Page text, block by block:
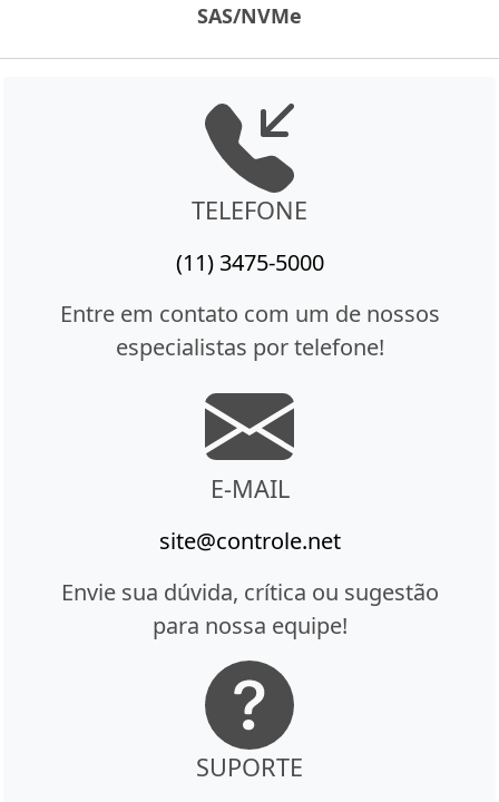
SAS/NVMe
TELEFONE
(11) 3475-5000
Entre em contato com um de nossos
especialistas por telefone!
E-MAIL
site@controle.net
Envie sua dúvida, crítica ou sugestão
para nossa equipe!
SUPORTE